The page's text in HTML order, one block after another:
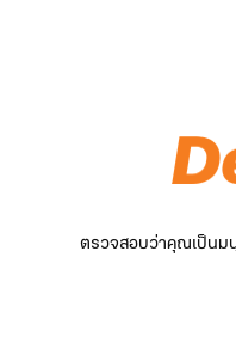
ตรวจสอบว่าคุณเป็นม